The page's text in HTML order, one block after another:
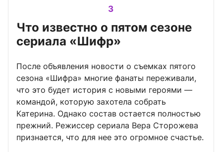
3
Что известно о пятом сезоне
сериала «Шифр»
После объявления новости о съемках пятого
сезона «Шифра» многие фанаты переживали,
что это будет история с новыми героями —
командой, которую захотела собрать
Катерина. Однако состав остается полностью
прежний. Режиссер сериала Вера Сторожева
признается, что для нее это огромное счастье.